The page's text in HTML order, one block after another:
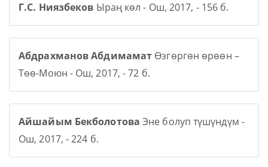
Г.С. Ниязбеков Ыраң көл - Ош, 2017, - 156 б.
Абдрахманов Абдимамат Өзгөргөн өрөөн –
Төө-Моюн - Ош, 2017, - 72 б.
Айшайым Бекболотова Эне болуп түшүндүм -
Ош, 2017, - 224 б.